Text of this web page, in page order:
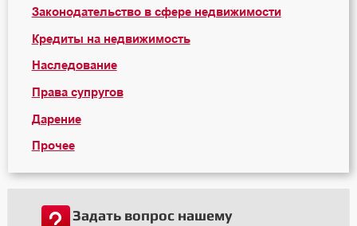
Законодательство в сфере недвижимости
Кредиты на недвижимость
Наследование
Права супругов
Дарение
Прочее
Задать вопрос нашему